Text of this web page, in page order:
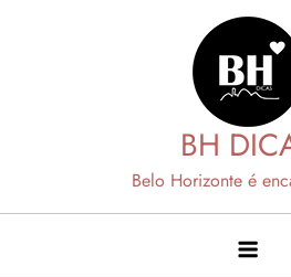
BH
Belo Horizonte é